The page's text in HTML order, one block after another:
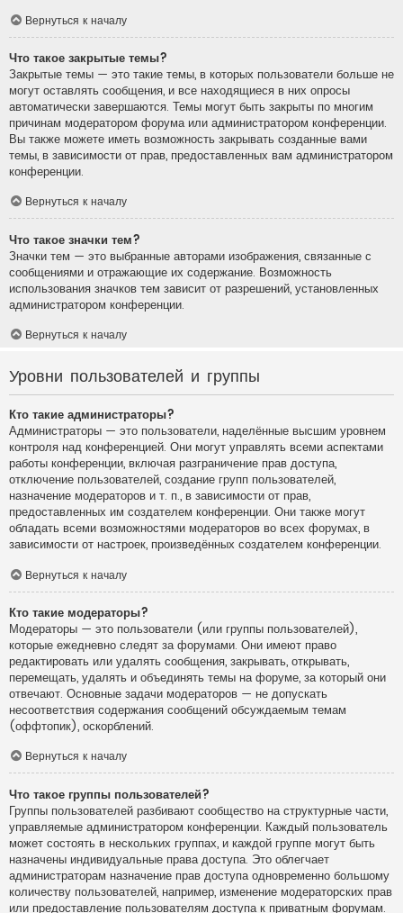
Вернуться к началу
Что такое закрытые темы?
Закрытые темы — это такие темы, в которых пользователи больше не
могут оставлять сообщения, и все находящиеся в них опросы
автоматически завершаются. Темы могут быть закрыты по многим
причинам модератором форума или администратором конференции.
Вы также можете иметь возможность закрывать созданные вами
темы, в зависимости от прав, предоставленных вам администратором
конференции.
Вернуться к началу
Что такое значки тем?
Значки тем — это выбранные авторами изображения, связанные с
сообщениями и отражающие их содержание. Возможность
использования значков тем зависит от разрешений, установленных
администратором конференции.
Вернуться к началу
Уровни пользователей и группы
Кто такие администраторы?
Администраторы — это пользователи, наделённые высшим уровнем
контроля над конференцией. Они могут управлять всеми аспектами
работы конференции, включая разграничение прав доступа,
отключение пользователей, создание групп пользователей,
назначение модераторов и т. п., в зависимости от прав,
предоставленных им создателем конференции. Они также могут
обладать всеми возможностями модераторов во всех форумах, в
зависимости от настроек, произведённых создателем конференции.
Вернуться к началу
Кто такие модераторы?
Модераторы — это пользователи (или группы пользователей),
которые ежедневно следят за форумами. Они имеют право
редактировать или удалять сообщения, закрывать, открывать,
перемещать, удалять и объединять темы на форуме, за который они
отвечают. Основные задачи модераторов — не допускать
несоответствия содержания сообщений обсуждаемым темам
(оффтопик), оскорблений.
Вернуться к началу
Что такое группы пользователей?
Группы пользователей разбивают сообщество на структурные части,
управляемые администратором конференции. Каждый пользователь
может состоять в нескольких группах, и каждой группе могут быть
назначены индивидуальные права доступа. Это облегчает
администраторам назначение прав доступа одновременно большому
количеству пользователей, например, изменение модераторских прав
или предоставление пользователям доступа к приватным форумам.